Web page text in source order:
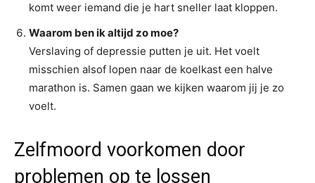
komt weer iemand die je hart sneller laat kloppen.
Waarom ben ik altijd zo moe?
Verslaving of depressie putten je uit. Het voelt
misschien alsof lopen naar de koelkast een halve
marathon is. Samen gaan we kijken waarom jij je zo
voelt.
Zelfmoord voorkomen door
problemen op te lossen